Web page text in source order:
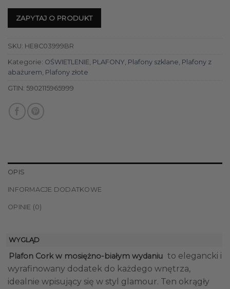
ZAPYTAJ O PRODUKT
SKU: HE8C03999BR
Kategorie: OŚWIETLENIE PLAFONY Plafony szklane Plafony z
abażurem Plafony złote
GTIN: 5902115965999
OPIS
INFORMACJE DODATKOWE
OPINIE (0)
WYGLĄD
Plafon Cork w mosiężno-białym wydaniu to elegancki i
wyrafinowany dodatek do każdego wnętrza,
idealnie wpisujący się w styl glamour. Ten okrągły